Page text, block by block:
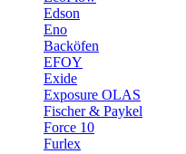
Edson
Eno
Backöfen
EFOY
Exide
Exposure OLAS
Fischer & Paykel
Force 10
Furlex